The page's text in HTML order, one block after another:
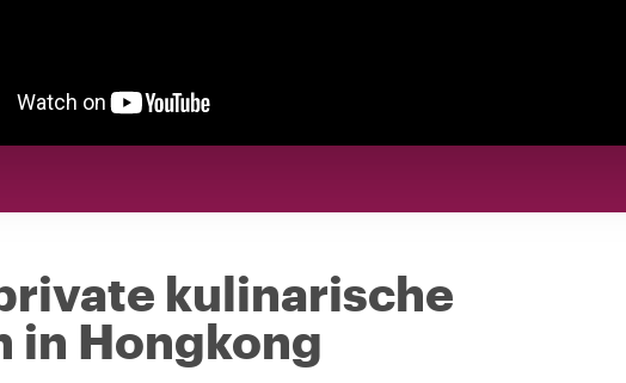
kulinarische
in Hongkong